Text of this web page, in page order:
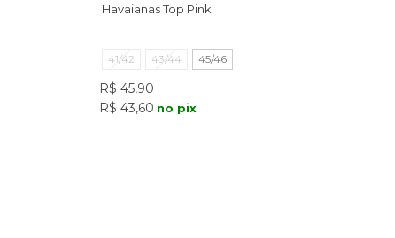
Havaianas Top Pink
41/42 43/44 45/46
R$ 45,90
R$ 43,60 no pix